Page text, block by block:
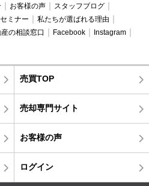
お客様の声
スタッフブログ
ミナー
私たちが選ばれる理由
の相談窓口 Facebook
Instagram
売買TOP
売却専門サイト
お客様の声
ログイン